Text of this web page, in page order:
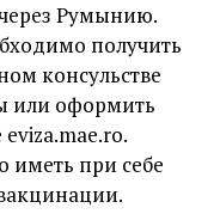
Румынию.
получить
консульстве
или оформить
​иметь при себе